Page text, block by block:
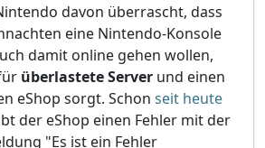
davon überrascht, dass
eine Nintendo-Konsole
damit online gehen wollen,
überlastete Server und einen
eShop sorgt. Schon seit heute
der eShop einen Fehler mit der
"Es ist ein Fehler